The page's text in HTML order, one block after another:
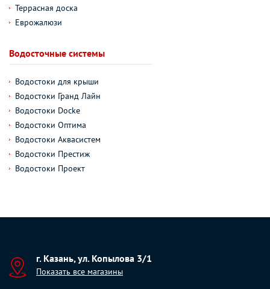
Террасная доска
Еврожалюзи
Водосточные системы
Водостоки для крыши
Водостоки Гранд Лайн
Водостоки Docke
Водостоки Оптима
Водостоки Аквасистем
Водостоки Престиж
Водостоки Проект
г. Казань, ул. Копылова 3/1
Показать все магазины